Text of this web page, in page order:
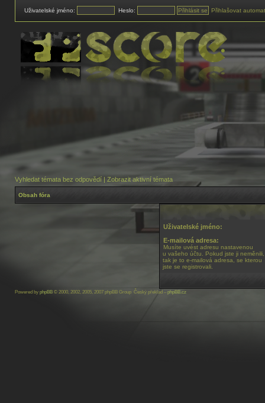
Uživatelské jméno: Heslo: Přihlašovat
Vyhledat témata bez odpovědí | Zobrazit aktivní témata
Obsah fóra
Uživatelské jméno:
E-mailová adresa:
Musíte uvést adresu nastavenou
u vašeho účtu. Pokud jste ji neměnili,
tak je to e-mailová adresa, se kterou
jste se registrovali.
Powered by phpBB © 2000, 2002, 2005, 2007 phpBB Group Český překlad – phpBB.cz